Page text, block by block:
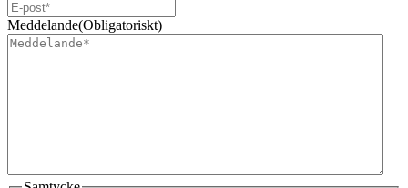
Meddelande(Obligatoriskt)